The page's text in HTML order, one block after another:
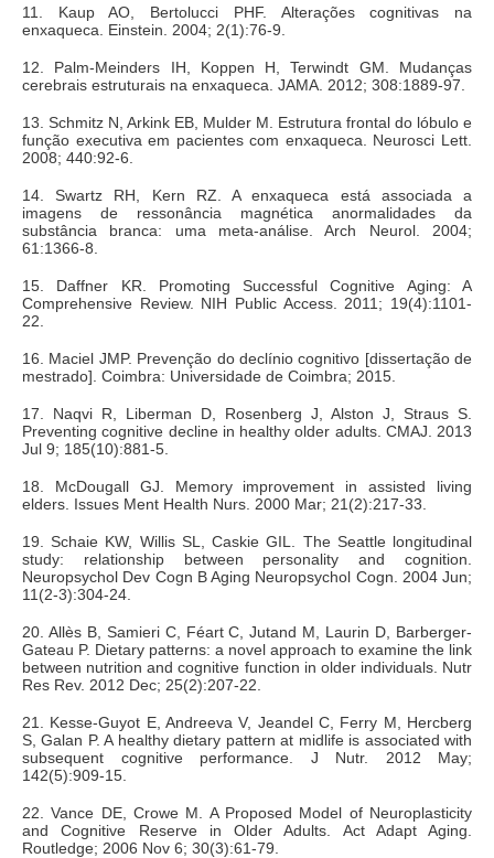
11. Kaup AO, Bertolucci PHF. Alterações cognitivas na
enxaqueca. Einstein. 2004; 2(1):76-9.
12. Palm-Meinders IH, Koppen H, Terwindt GM. Mudanças
cerebrais estruturais na enxaqueca. JAMA. 2012; 308:1889-97.
13. Schmitz N, Arkink EB, Mulder M. Estrutura frontal do lóbulo e
função executiva em pacientes com enxaqueca. Neurosci Lett.
2008; 440:92-6.
14. Swartz RH, Kern RZ. A enxaqueca está associada a
imagens de ressonância magnética anormalidades da
substância branca: uma meta-análise. Arch Neurol. 2004;
61:1366-8.
15. Daffner KR. Promoting Successful Cognitive Aging: A
Comprehensive Review. NIH Public Access. 2011; 19(4):1101-
22.
16. Maciel JMP. Prevenção do declínio cognitivo [dissertação de
mestrado]. Coimbra: Universidade de Coimbra; 2015.
17. Naqvi R, Liberman D, Rosenberg J, Alston J, Straus S.
Preventing cognitive decline in healthy older adults. CMAJ. 2013
Jul 9; 185(10):881-5.
18. McDougall GJ. Memory improvement in assisted living
elders. Issues Ment Health Nurs. 2000 Mar; 21(2):217-33.
19. Schaie KW, Willis SL, Caskie GIL. The Seattle longitudinal
study: relationship between personality and cognition.
Neuropsychol Dev Cogn B Aging Neuropsychol Cogn. 2004 Jun;
11(2-3):304-24.
20. Allès B, Samieri C, Féart C, Jutand M, Laurin D, Barberger-
Gateau P. Dietary patterns: a novel approach to examine the link
between nutrition and cognitive function in older individuals. Nutr
Res Rev. 2012 Dec; 25(2):207-22.
21. Kesse-Guyot E, Andreeva V, Jeandel C, Ferry M, Hercberg
S, Galan P. A healthy dietary pattern at midlife is associated with
subsequent cognitive performance. J Nutr. 2012 May;
142(5):909-15.
22. Vance DE, Crowe M. A Proposed Model of Neuroplasticity
and Cognitive Reserve in Older Adults. Act Adapt Aging.
Routledge; 2006 Nov 6; 30(3):61-79.